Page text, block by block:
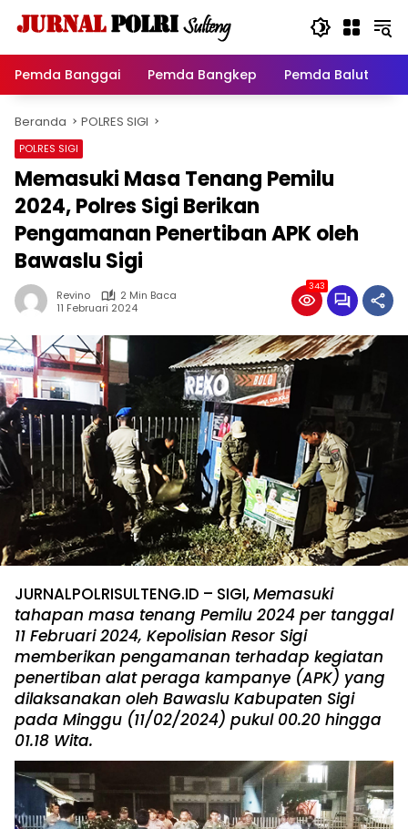
Pemda Banggai
Pemda Bangkep Pemda Balut
Beranda POLRES SIGI
POLRES SIGI
Memasuki Masa Tenang Pemilu
2024, Polres Sigi Berikan
Pengamanan Penertiban APK oleh
Bawaslu Sigi
Revino
2 Min Baca
11 Februari 2024
343
JURNALPOLRISULTENG.ID – SIGI,Memasuki
tahapan masa tenang Pemilu 2024 per tanggal
11 Februari 2024, Kepolisian Resor Sigi
memberikan pengamanan terhadap kegiatan
penertiban alat peraga kampanye (APK) yang
dilaksanakan oleh Bawaslu Kabupaten Sigi
pada Minggu (11/02/2024) pukul 00.20 hingga
01.18 Wita.